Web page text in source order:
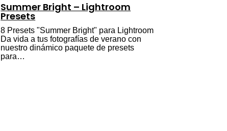
Summer Bright – Lightroom
Presets
8 Presets "Summer Bright" para Lightroom
Da vida a tus fotografías de verano con
nuestro dinámico paquete de presets
para…